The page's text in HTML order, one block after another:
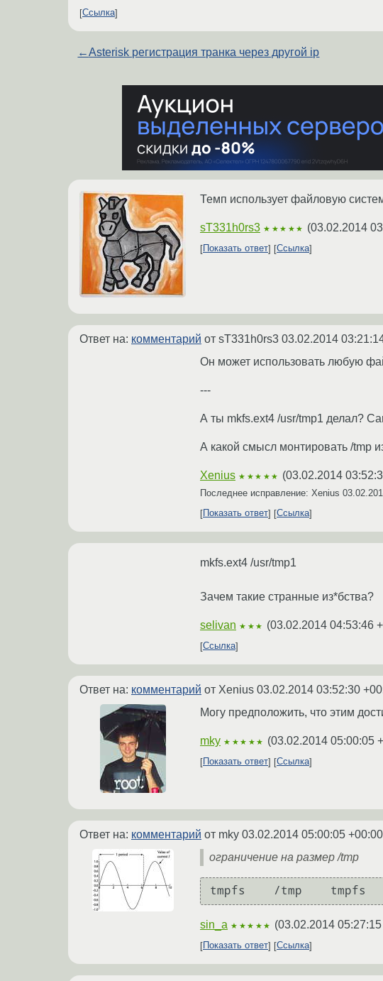
Ссылка
←Asterisk регистрация транка через другой ip
Темп использует файловую
sT331h0rs3 ★★★★★ (03.02.2014
Показать ответ Ссылка
Ответ на: комментарий от sT331h0rs3 03.02.2014
Он может использовать любую
---
А ты mkfs.ext4 /usr/tmp1 делал?
А какой смысл монтировать /tmp
Xenius ★★★★★ (03.02.2014
Последнее исправление: Xenius
Показать ответ
Ссылка
mkfs.ext4 /usr/tmp1
Зачем такие странные из*бства?
selivan ★★★ (03.02.2014 04:53:46
Ссылка
Ответ на: комментарий от Xenius 03.02.2014 03:52:30
Могу предположить, что этим
mky ★★★★★ (03.02.2014 05:00:05
Показать ответ Ссылка
Ответ на: комментарий от mky 03.02.2014 05:00:05 +00:00
ограничение на размер /tmp
sin_a ★★★★★ (03.02.2014
Показать ответ Ссылка